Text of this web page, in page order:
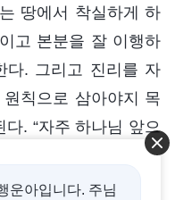
땅에서 착실하게 하
고 본분을 잘 이행하
다. 그리고 진리를 자
칙으로 삼아야지 목
. “자주 하나님 앞으
은 하나님의 말씀이 진
원칙임을 더더욱 깨
운아입니다. 주님